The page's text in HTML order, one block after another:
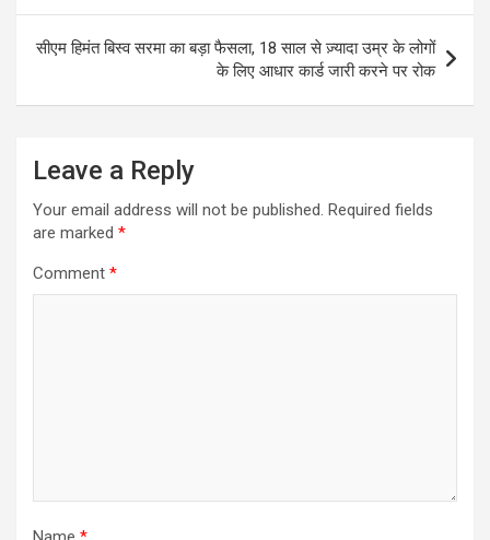
सीएम हिमंत बिस्व सरमा का बड़ा फैसला, 18 साल से ज़्यादा उम्र के लोगों
के लिए आधार कार्ड जारी करने पर रोक
Leave a Reply
Your email address will not be published. Required fields
are marked *
Comment *